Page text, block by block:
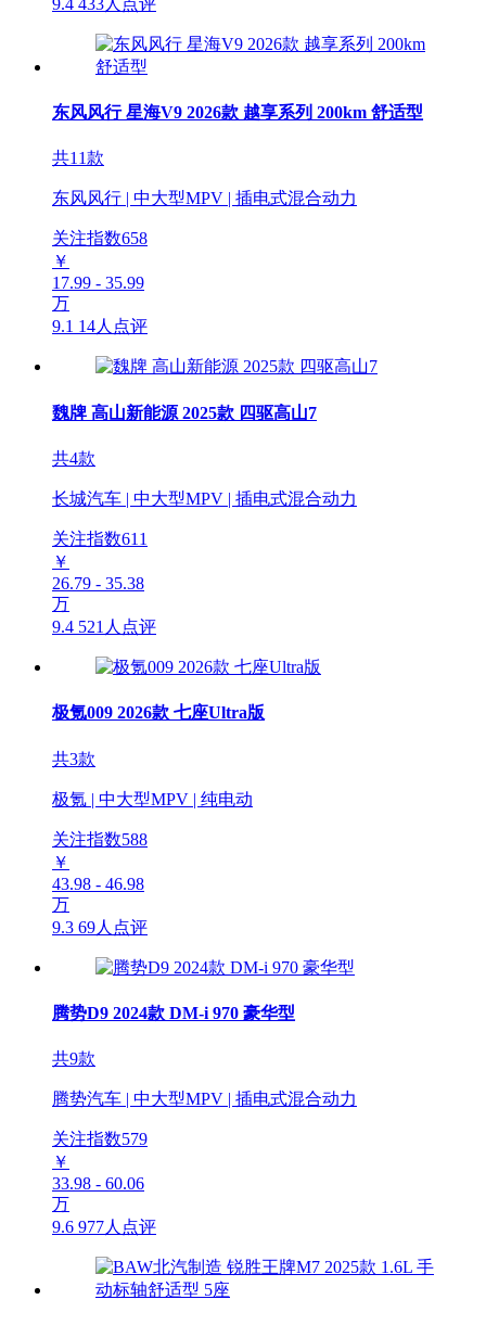
9.4 433人点评
东风风行 星海V9 2026款 越享系列 200km 舒适型
共11款
东风风行 | 中大型MPV | 插电式混合动力
关注指数658
￥
17.99 - 35.99
万
9.1 14人点评
魏牌 高山新能源 2025款 四驱高山7
共4款
长城汽车 | 中大型MPV | 插电式混合动力
关注指数611
￥
26.79 - 35.38
万
9.4 521人点评
极氪009 2026款 七座Ultra版
共3款
极氪 | 中大型MPV | 纯电动
关注指数588
￥
43.98 - 46.98
万
9.3 69人点评
腾势D9 2024款 DM-i 970 豪华型
共9款
腾势汽车 | 中大型MPV | 插电式混合动力
关注指数579
￥
33.98 - 60.06
万
9.6 977人点评